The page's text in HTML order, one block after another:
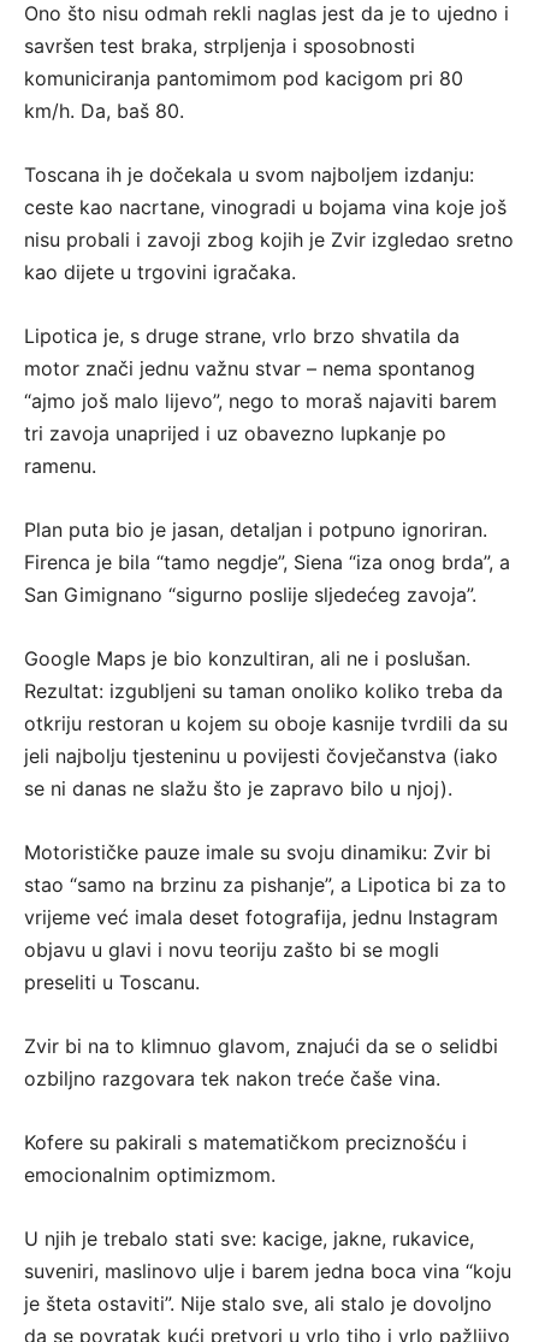
Ono što nisu odmah rekli naglas jest da je to ujedno i
savršen test braka, strpljenja i sposobnosti
komuniciranja pantomimom pod kacigom pri 80
km/h. Da, baš 80.
Toscana ih je dočekala u svom najboljem izdanju:
ceste kao nacrtane, vinogradi u bojama vina koje još
nisu probali i zavoji zbog kojih je Zvir izgledao sretno
kao dijete u trgovini igračaka.
Lipotica je, s druge strane, vrlo brzo shvatila da
motor znači jednu važnu stvar – nema spontanog
“ajmo još malo lijevo”, nego to moraš najaviti barem
tri zavoja unaprijed i uz obavezno lupkanje po
ramenu.
Plan puta bio je jasan, detaljan i potpuno ignoriran.
Firenca je bila “tamo negdje”, Siena “iza onog brda”, a
San Gimignano “sigurno poslije sljedećeg zavoja”.
Google Maps je bio konzultiran, ali ne i poslušan.
Rezultat: izgubljeni su taman onoliko koliko treba da
otkriju restoran u kojem su oboje kasnije tvrdili da su
jeli najbolju tjesteninu u povijesti čovječanstva (iako
se ni danas ne slažu što je zapravo bilo u njoj).
Motorističke pauze imale su svoju dinamiku: Zvir bi
stao “samo na brzinu za pishanje”, a Lipotica bi za to
vrijeme već imala deset fotografija, jednu Instagram
objavu u glavi i novu teoriju zašto bi se mogli
preseliti u Toscanu.
Zvir bi na to klimnuo glavom, znajući da se o selidbi
ozbiljno razgovara tek nakon treće čaše vina.
Kofere su pakirali s matematičkom preciznošću i
emocionalnim optimizmom.
U njih je trebalo stati sve: kacige, jakne, rukavice,
suveniri, maslinovo ulje i barem jedna boca vina “koju
je šteta ostaviti”. Nije stalo sve, ali stalo je dovoljno
da se povratak kući pretvori u vrlo tiho i vrlo pažljivo